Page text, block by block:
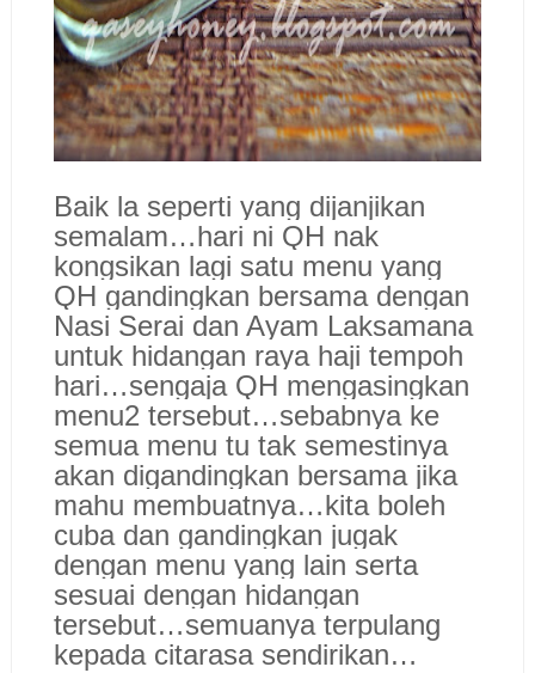
Baik la seperti yang dijanjikan
semalam…hari ni QH nak
kongsikan lagi satu menu yang
QH gandingkan bersama dengan
Nasi Serai dan Ayam Laksamana
untuk hidangan raya haji tempoh
hari…sengaja QH mengasingkan
menu2 tersebut…sebabnya ke
semua menu tu tak semestinya
akan digandingkan bersama jika
mahu membuatnya…kita boleh
cuba dan gandingkan jugak
dengan menu yang lain serta
sesuai dengan hidangan
tersebut…semuanya terpulang
kepada citarasa sendirikan…